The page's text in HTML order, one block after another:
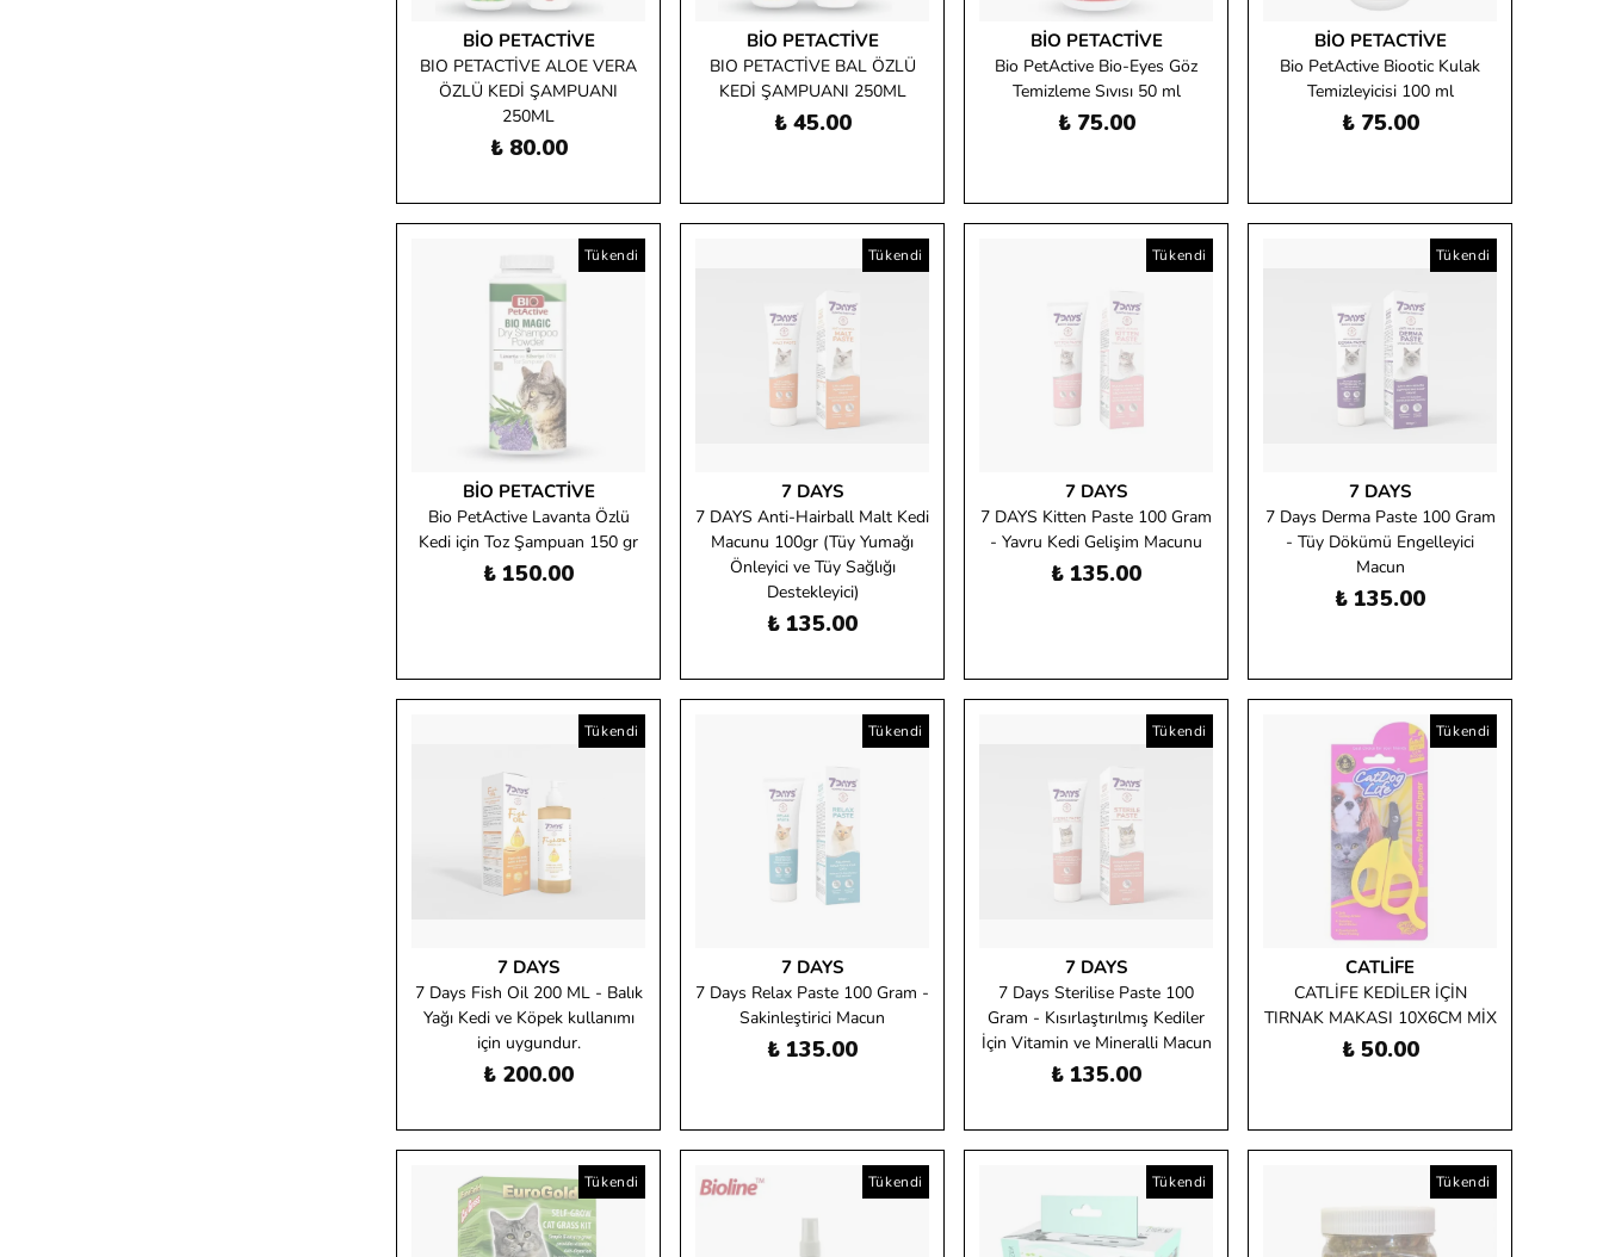
BIO PETACTIVE
BIO PETACTİVE ALOE VERA
ÖZLÜ KEDİ ŞAMPUANI
250ML
₺ 80.00
BIO PETACTIVE
BIO PETACTİVE BAL ÖZLÜ
KEDİ ŞAMPUANI 250ML
₺ 45.00
BIO PETACTIVE
Bio PetActive Bio-Eyes Göz
Temizleme Sıvısı 50 ml
₺ 75.00
BIO PETACTIVE
Bio PetActive Biootic Kulak
Temizleyicisi 100 ml
₺ 75.00
Tükendi
BIO PETACTIVE
Bio PetActive Lavanta Özlü
Kedi için Toz Şampuan 150 gr
₺ 150.00
Tükendi
7 DAYS
7 DAYS Anti-Hairball Malt Kedi
Macunu 100gr (Tüy Yumağı
Önleyici ve Tüy Sağlığı
Destekleyici)
₺ 135.00
Tükendi
7 DAYS
7 DAYS Kitten Paste 100 Gram
- Yavru Kedi Gelişim Macunu
₺ 135.00
Tükendi
7 DAYS
7 Days Derma Paste 100 Gram
- Tüy Dökümü Engelleyici
Macun
₺ 135.00
Tükendi
7 DAYS
7 Days Fish Oil 200 ML - Balık
Yağı Kedi ve Köpek kullanımı
için uygundur.
₺ 200.00
Tükendi
7 DAYS
7 Days Relax Paste 100 Gram -
Sakinleştirici Macun
₺ 135.00
Tükendi
7 DAYS
7 Days Sterilise Paste 100
Gram - Kısırlaştırılmış Kediler
İçin Vitamin ve Mineralli Macun
₺ 135.00
Tükendi
CATLIFE
CATLİFE KEDİLER İÇİN
TIRNAK MAKASI 10X6CM MİX
₺ 50.00
Tükendi Tükendi Tükendi Tükendi